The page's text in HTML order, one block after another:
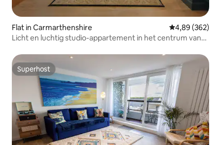
Flat in Carmarthenshire Gemiddelde
4,89 (362)
Licht en luchtig studio-appartement in het centrum van
Superhost
Superhost